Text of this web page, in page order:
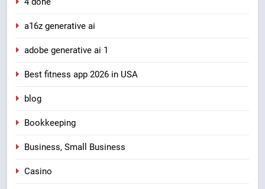
a16z generative ai
adobe generative ai 1
Best fitness app 2026 in USA
blog
Bookkeeping
Business, Small Business
Casino